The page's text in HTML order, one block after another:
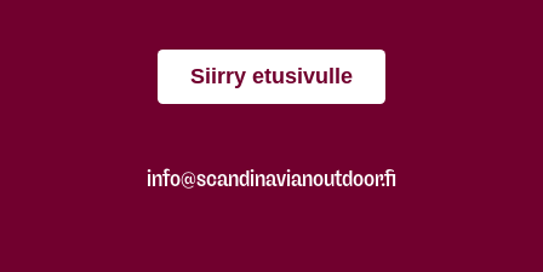
Siirry etusivulle
info@scandinavianoutdoor.fi